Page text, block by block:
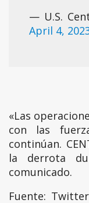
— U.S.
April 4,
«Las
con las
continúan.
la derrota
comunicado.
Fuente: